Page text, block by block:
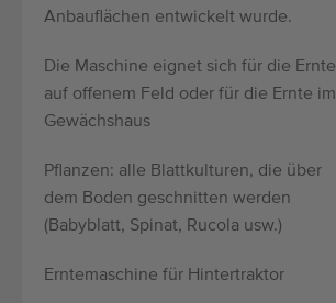
Anbauflächen entwickelt wurde.
Die Maschine eignet sich für die Ernte
auf offenem Feld oder für die Ernte im
Gewächshaus
Pflanzen: alle Blattkulturen, die über
dem Boden geschnitten werden
(Babyblatt, Spinat, Rucola usw.)
Erntemaschine für Hintertraktor